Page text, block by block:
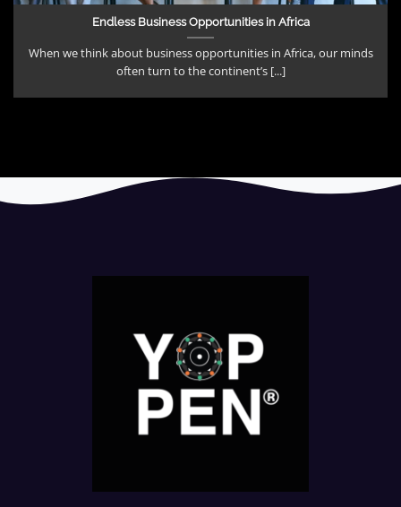
Endless Business Opportunities in Africa
When we think about business opportunities in Africa, our minds
often turn to the continent’s [...]